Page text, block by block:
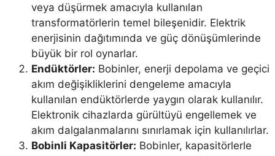
veya düşürmek amacıyla kullanılan
transformatörlerin temel bileşenidir. Elektrik
enerjisinin dağıtımında ve güç dönüşümlerinde
büyük bir rol oynarlar.
Endüktörler: Bobinler, enerji depolama ve geçici
akım değişikliklerini dengeleme amacıyla
kullanılan endüktörlerde yaygın olarak kullanılır.
Elektronik cihazlarda gürültüyü engellemek ve
akım dalgalanmalarını sınırlamak için kullanılırlar.
Bobinli Kapasitörler: Bobinler, kapasitörlerle